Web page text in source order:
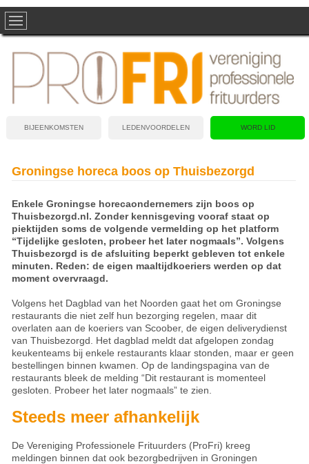
BIJEENKOMSTEN LEDENVOORDELEN WORD LID
Groningse horeca boos op Thuisbezorgd
Enkele Groningse horecaondernemers zijn boos op
Thuisbezorgd.nl. Zonder kennisgeving vooraf staat op
piektijden soms de volgende vermelding op het platform
“Tijdelijke gesloten, probeer het later nogmaals”. Volgens
Thuisbezorgd is de afsluiting beperkt gebleven tot enkele
minuten. Reden: de eigen maaltijdkoeriers werden op dat
moment overvraagd.
Volgens het Dagblad van het Noorden gaat het om Groningse
restaurants die niet zelf hun bezorging regelen, maar dit
overlaten aan de koeriers van Scoober, de eigen deliverydienst
van Thuisbezorgd. Het dagblad meldt dat afgelopen zondag
keukenteams bij enkele restaurants klaar stonden, maar er geen
bestellingen binnen kwamen. Op de landingspagina van de
restaurants bleek de melding “Dit restaurant is momenteel
gesloten. Probeer het later nogmaals” te zien.
Steeds meer afhankelijk
De Vereniging Professionele Frituurders (ProFri) kreeg
meldingen binnen dat ook bezorgbedrijven in Groningen